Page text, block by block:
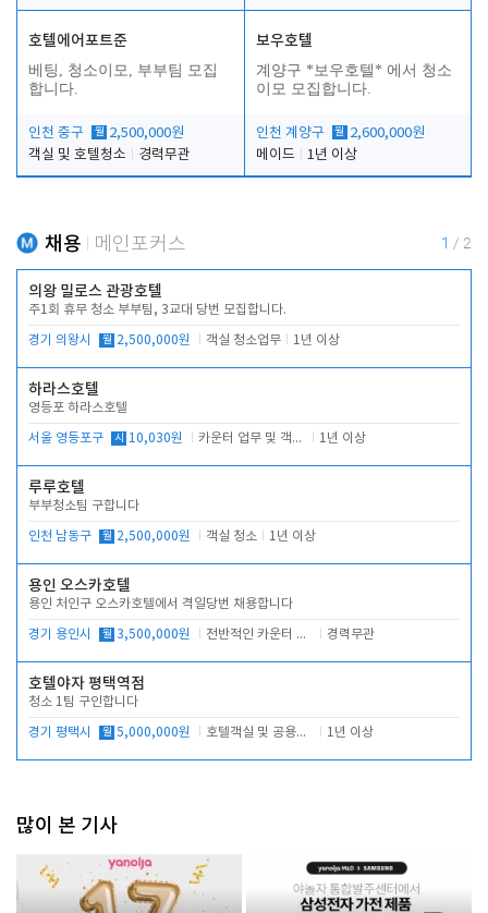
호텔에어포트준
베팅, 청소이모, 부부팀 모집
합니다.
인천 중구 월 2,500,000원
객실 및 호텔청소
경력무관
보우호텔
계양구 *보우호텔* 에서 청소
이모 모집합니다.
인천 계양구 월 2,600,000원
메이드
1년 이상
채용 메인포커스 1 / 2
의왕 밀로스 관광호텔
주1회 휴무 청소 부부팀, 3교대 당번 모집합니다.
경기 의왕시 월 2,500,000원 객실 청소업무 1년 이상
하라스호텔
영등포 하라스호텔
서울 영등포구 시 10,030원 카운터 업무 및 객실관리(청소상태 확인, 객실판매) 1년 이상
루루호텔
부부청소팀 구합니다
인천 남동구 월 2,500,000원 객실 청소 1년 이상
용인 오스카호텔
용인 처인구 오스카호텔에서 격일당번 채용합니다
경기 용인시 월 3,500,000원 전반적인 카운터 업무 경력무관
호텔야자 평택역점
청소 1팀 구인합니다
경기 평택시 월 5,000,000원 호텔객실 및 공용시설 청소 관리 1년 이상
많이 본 기사